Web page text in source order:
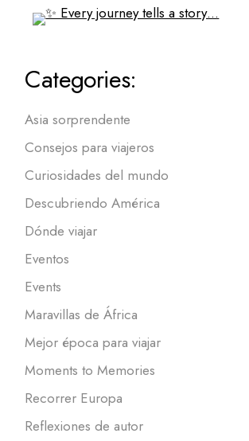
Categories:
Asia sorprendente
Consejos para viajeros
Curiosidades del mundo
Descubriendo América
Dónde viajar
Eventos
Events
Maravillas de África
Mejor época para viajar
Moments to Memories
Recorrer Europa
Reflexiones de autor